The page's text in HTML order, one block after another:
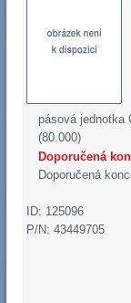
pásová jednotka
(80.000)
Doporučená
Doporučená
ID: 125096
P/N: 43449705